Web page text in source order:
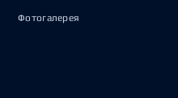
Фотогалерея